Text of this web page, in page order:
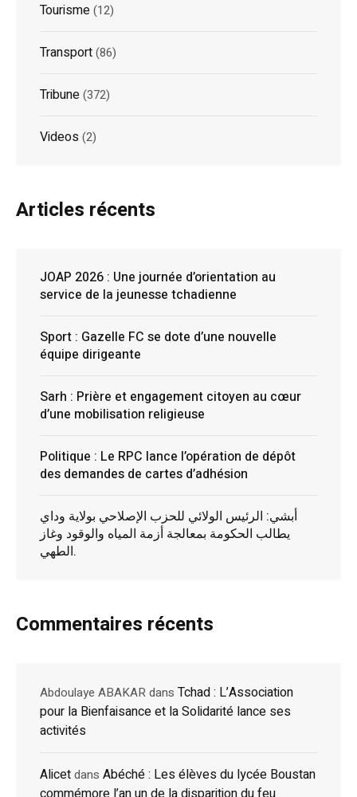
Tourisme(12)
Transport(86)
Tribune(372)
Videos(2)
Articles récents
JOAP 2026 : Une journée d’orientation au
service de la jeunesse tchadienne
Sport : Gazelle FC se dote d’une nouvelle
équipe dirigeante
Sarh : Prière et engagement citoyen au cœur
d’une mobilisation religieuse
Politique : Le RPC lance l’opération de dépôt
des demandes de cartes d’adhésion
أبشي: الرئيس الولائي للحزب الإصلاحي بولاية وداي
يطالب الحكومة بمعالجة أزمة المياه والوقود وغاز
الطهي.
Commentaires récents
Abdoulaye ABAKARdans Tchad : L’Association
pour la Bienfaisance et la Solidarité lance ses
activités
Alicetdans Abéché : Les élèves du lycée Boustan